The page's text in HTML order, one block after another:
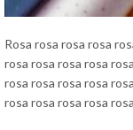
Rosa rosa rosa rosa
rosa rosa rosa rosa
rosa rosa rosa rosa
rosa rosa rosa rosa